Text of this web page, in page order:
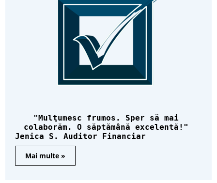
Mulţumesc frumos. Sper să mai
colaborăm. O săptămână excelentă!
Jenica S. Auditor Financiar
Mai multe »